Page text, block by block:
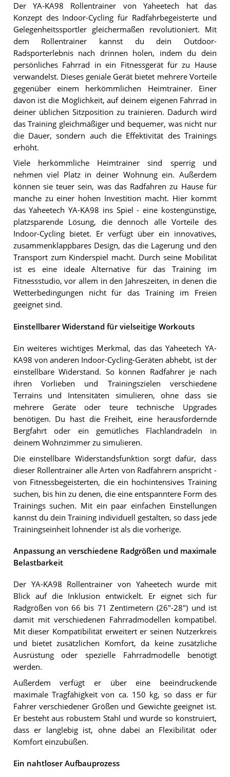
Der YA-KA98 Rollentrainer von Yaheetech hat das
Konzept des Indoor-Cycling für Radfahrbegeisterte und
Gelegenheitssportler gleichermaßen revolutioniert. Mit
dem Rollentrainer kannst du dein Outdoor-
Radsporterlebnis nach drinnen holen, indem du dein
persönliches Fahrrad in ein Fitnessgerät für zu Hause
verwandelst. Dieses geniale Gerät bietet mehrere Vorteile
gegenüber einem herkömmlichen Heimtrainer. Einer
davon ist die Möglichkeit, auf deinem eigenen Fahrrad in
deiner üblichen Sitzposition zu trainieren. Dadurch wird
das Training gleichmäßiger und bequemer, was nicht nur
die Dauer, sondern auch die Effektivität des Trainings
erhöht.
Viele herkömmliche Heimtrainer sind sperrig und
nehmen viel Platz in deiner Wohnung ein. Außerdem
können sie teuer sein, was das Radfahren zu Hause für
manche zu einer hohen Investition macht. Hier kommt
das Yaheetech YA-KA98 ins Spiel - eine kostengünstige,
platzsparende Lösung, die dennoch alle Vorteile des
Indoor-Cycling bietet. Er verfügt über ein innovatives,
zusammenklappbares Design, das die Lagerung und den
Transport zum Kinderspiel macht. Durch seine Mobilität
ist es eine ideale Alternative für das Training im
Fitnessstudio, vor allem in den Jahreszeiten, in denen die
Wetterbedingungen nicht für das Training im Freien
geeignet sind.
Einstellbarer Widerstand für vielseitige Workouts
Ein weiteres wichtiges Merkmal, das das Yaheetech YA-
KA98 von anderen Indoor-Cycling-Geräten abhebt, ist der
einstellbare Widerstand. So können Radfahrer je nach
ihren Vorlieben und Trainingszielen verschiedene
Terrains und Intensitäten simulieren, ohne dass sie
mehrere Geräte oder teure technische Upgrades
benötigen. Du hast die Freiheit, eine herausfordernde
Bergfahrt oder ein gemütliches Flachlandradeln in
deinem Wohnzimmer zu simulieren.
Die einstellbare Widerstandsfunktion sorgt dafür, dass
dieser Rollentrainer alle Arten von Radfahrern anspricht -
von Fitnessbegeisterten, die ein hochintensives Training
suchen, bis hin zu denen, die eine entspanntere Form des
Trainings suchen. Mit ein paar einfachen Einstellungen
kannst du dein Training individuell gestalten, so dass jede
Trainingseinheit lohnender ist als die vorherige.
Anpassung an verschiedene Radgrößen und maximale
Belastbarkeit
Der YA-KA98 Rollentrainer von Yaheetech wurde mit
Blick auf die Inklusion entwickelt. Er eignet sich für
Radgrößen von 66 bis 71 Zentimetern (26"-28") und ist
damit mit verschiedenen Fahrradmodellen kompatibel.
Mit dieser Kompatibilität erweitert er seinen Nutzerkreis
und bietet zusätzlichen Komfort, da keine zusätzliche
Ausrüstung oder spezielle Fahrradmodelle benötigt
werden.
Außerdem verfügt er über eine beeindruckende
maximale Tragfähigkeit von ca. 150 kg, so dass er für
Fahrer verschiedener Größen und Gewichte geeignet ist.
Er besteht aus robustem Stahl und wurde so konstruiert,
dass er langlebig ist, ohne dabei an Flexibilität oder
Komfort einzubüßen.
Ein nahtloser Aufbauprozess